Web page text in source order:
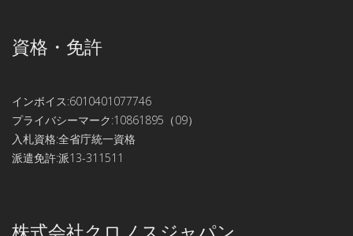
資格・免許
インボイス:6010401077746
プライバシーマーク:10861895（09）
入札資格:全省庁統一資格
派遣免許:派13-311511